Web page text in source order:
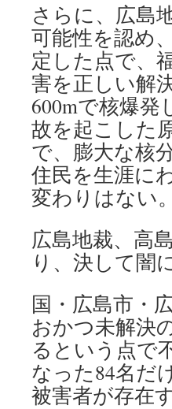
さらに、広島
可能性を認め
定した点で、
害を正しい解
600mで核爆
故を起こした
で、膨大な核
住民を生涯に
変わりはない。
広島地裁、高
り、決して闇
国・広島市・
おかつ未解決
るという点で
なった84名だ
被害者が存在